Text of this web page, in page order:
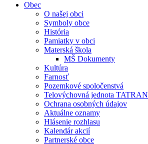
Obec
O našej obci
Symboly obce
História
Pamiatky v obci
Materská škola
MŠ Dokumenty
Kultúra
Farnosť
Pozemkové spoločenstvá
Telovýchovná jednota TATRAN
Ochrana osobných údajov
Aktuálne oznamy
Hlásenie rozhlasu
Kalendár akcií
Partnerské obce